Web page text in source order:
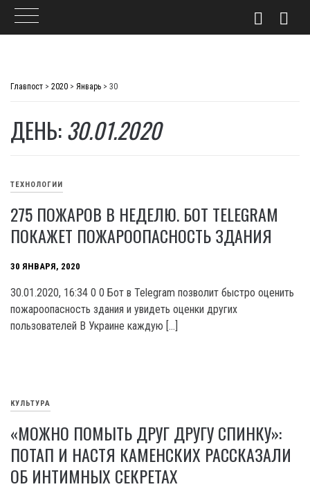
Главпост > 2020 > Январь > 30
ДЕНЬ:30.01.2020
ТЕХНОЛОГИИ
275 ПОЖАРОВ В НЕДЕЛЮ. БОТ TELEGRAM
ПОКАЖЕТ ПОЖАРООПАСНОСТЬ ЗДАНИЯ
30 ЯНВАРЯ, 2020
30.01.2020, 16:34 0 0 Бот в Telegram позволит быстро оценить
пожароопасность здания и увидеть оценки других
пользователей В Украине каждую […]
КУЛЬТУРА
«МОЖНО ПОМЫТЬ ДРУГ ДРУГУ СПИНКУ»:
ПОТАП И НАСТЯ КАМЕНСКИХ РАССКАЗАЛИ
ОБ ИНТИМНЫХ СЕКРЕТАХ